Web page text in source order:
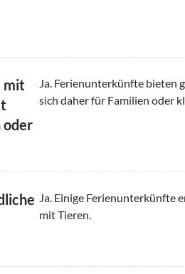
mit
oder
Ja. Ferienunterkünfte bieten
sich daher für Familien oder
Ja. Einige Ferienunterkünfte
mit Tieren.